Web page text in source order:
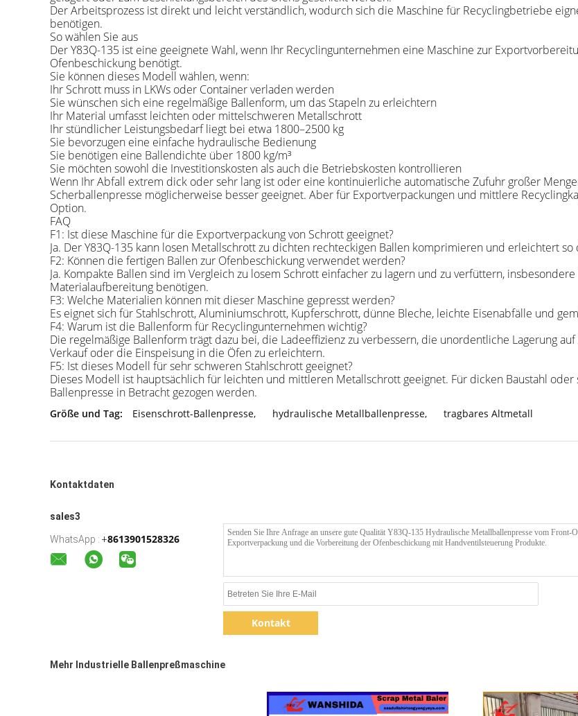
Der Arbeitsprozess ist direkt und leicht verständlich, wodurch sich die Maschine für Recyclingbetriebe
benötigen.
So wählen Sie aus
Der Y83Q-135 ist eine geeignete Wahl, wenn Ihr Recyclingunternehmen eine Maschine zur
Ofenbeschickung benötigt.
Sie können dieses Modell wählen, wenn:
Ihr Schrott muss in LKWs oder Container verladen werden
Sie wünschen sich eine regelmäßige Ballenform, um das Stapeln zu erleichtern
Ihr Material umfasst leichten oder mittelschweren Metallschrott
Ihr stündlicher Leistungsbedarf liegt bei etwa 1800–2500 kg
Sie bevorzugen eine einfache hydraulische Bedienung
Sie benötigen eine Ballendichte über 1800 kg/m³
Sie möchten sowohl die Investitionskosten als auch die Betriebskosten kontrollieren
Wenn Ihr Abfall extrem dick oder sehr lang ist oder eine kontinuierliche automatische Zufuhr großer
Scherballenpresse möglicherweise besser geeignet. Aber für Exportverpackungen und mittlere
Option.
FAQ
F1: Ist diese Maschine für die Exportverpackung von Schrott geeignet?
Ja. Der Y83Q-135 kann losen Metallschrott zu dichten rechteckigen Ballen komprimieren und erleichtert
F2: Können die fertigen Ballen zur Ofenbeschickung verwendet werden?
Ja. Kompakte Ballen sind im Vergleich zu losem Schrott einfacher zu lagern und zu verfüttern,
Materialaufbereitung benötigen.
F3: Welche Materialien können mit dieser Maschine gepresst werden?
Es eignet sich für Stahlschrott, Aluminiumschrott, Kupferschrott, dünne Bleche, leichte Eisenabfälle und
F4: Warum ist die Ballenform für Recyclingunternehmen wichtig?
Die regelmäßige Ballenform trägt dazu bei, die Ladeeffizienz zu verbessern, die unordentliche Lagerung
Verkauf oder die Einspeisung in die Öfen zu erleichtern.
F5: Ist dieses Modell für sehr schweren Stahlschrott geeignet?
Dieses Modell ist hauptsächlich für leichten und mittleren Metallschrott geeignet. Für dicken Baustahl
Ballenpresse in Betracht gezogen werden.
Größe und Tag: Eisenschrott-Ballenpresse, hydraulische Metallballenpresse, tragbares Altmetall
Kontaktdaten
sales3
WhatsApp : +8613901528326
Kontakt
Mehr Industrielle Ballenpreßmaschine